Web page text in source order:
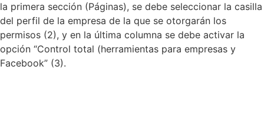
la primera sección (Páginas), se debe seleccionar la casilla
del perfil de la empresa de la que se otorgarán los
permisos (2), y en la última columna se debe activar la
opción “Control total (herramientas para empresas y
Facebook” (3).